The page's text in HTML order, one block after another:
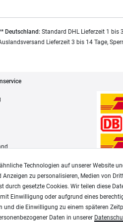
Deutschland:Standard DHL Lieferzeit 1 bis
Lieferzeit 3 bis 14 Tage,
Technologien auf unserer Website
Anzeigen zu personalisieren, Medien von
durch gesetzte Cookies. Wir teilen diese
Einwilligung oder aufgrund eines
und die Einwilligung zu einem späteren
Daten in unserer